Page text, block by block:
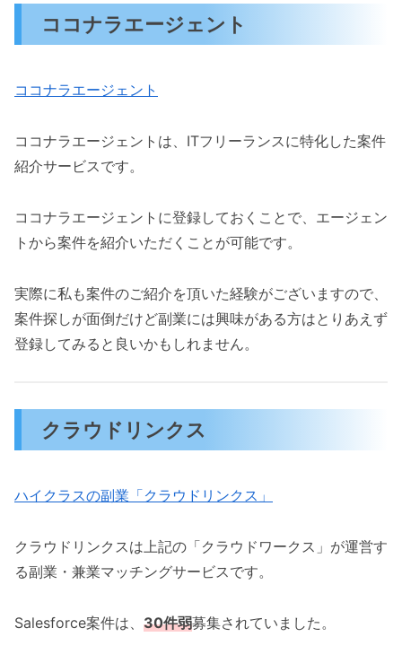
ココナラエージェント
ココナラエージェント
ココナラエージェントは、ITフリーランスに特化した案件
紹介サービスです。
ココナラエージェントに登録しておくことで、エージェン
トから案件を紹介いただくことが可能です。
実際に私も案件のご紹介を頂いた経験がございますので、
案件探しが面倒だけど副業には興味がある方はとりあえず
登録してみると良いかもしれません。
クラウドリンクス
ハイクラスの副業「クラウドリンクス」
クラウドリンクスは上記の「クラウドワークス」が運営す
る副業・兼業マッチングサービスです。
Salesforce案件は、 30件弱募集されていました。